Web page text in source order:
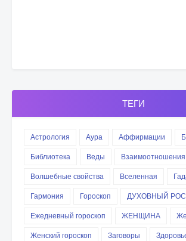
ТЕГИ
Астрология Аура Аффирмации
Библиотека
Веды
Взаимоотношения
Волшебные свойства
Вселенная
Гармония
Гороскоп ДУХОВНЫЙ
Ежедневный гороскоп
ЖЕНЩИНА
Женский гороскоп
Заговоры